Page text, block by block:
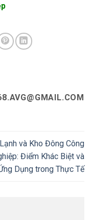
và Kho Đông Công
Điểm Khác Biệt và
Dụng trong Thực Tế